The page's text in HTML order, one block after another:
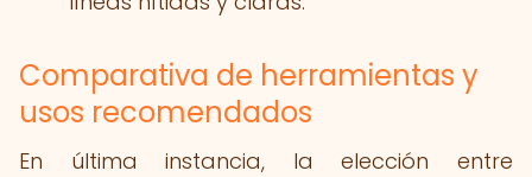
Comparativa de herramientas y
usos recomendados
En última instancia, la elección entre